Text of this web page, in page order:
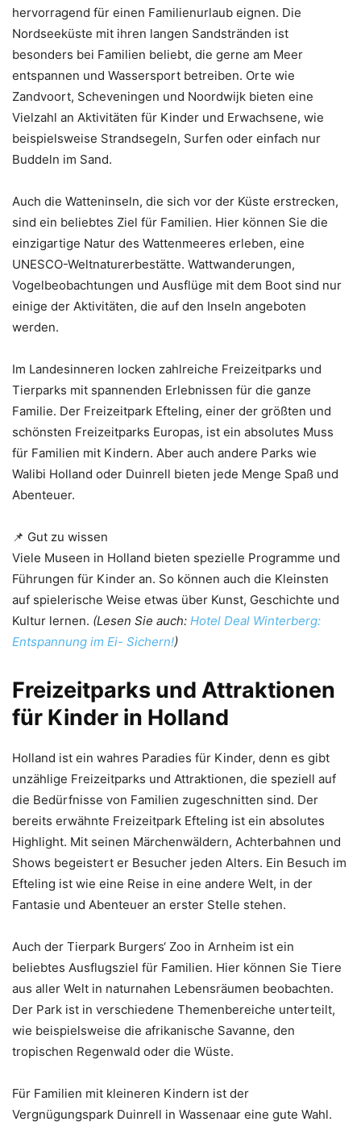
hervorragend für einen Familienurlaub eignen. Die
Nordseeküste mit ihren langen Sandstränden ist
besonders bei Familien beliebt, die gerne am Meer
entspannen und Wassersport betreiben. Orte wie
Zandvoort, Scheveningen und Noordwijk bieten eine
Vielzahl an Aktivitäten für Kinder und Erwachsene, wie
beispielsweise Strandsegeln, Surfen oder einfach nur
Buddeln im Sand.
Auch die Watteninseln, die sich vor der Küste erstrecken,
sind ein beliebtes Ziel für Familien. Hier können Sie die
einzigartige Natur des Wattenmeeres erleben, eine
UNESCO-Weltnaturerbestätte. Wattwanderungen,
Vogelbeobachtungen und Ausflüge mit dem Boot sind nur
einige der Aktivitäten, die auf den Inseln angeboten
werden.
Im Landesinneren locken zahlreiche Freizeitparks und
Tierparks mit spannenden Erlebnissen für die ganze
Familie. Der Freizeitpark Efteling, einer der größten und
schönsten Freizeitparks Europas, ist ein absolutes Muss
für Familien mit Kindern. Aber auch andere Parks wie
Walibi Holland oder Duinrell bieten jede Menge Spaß und
Abenteuer.
📌 Gut zu wissen
Viele Museen in Holland bieten spezielle Programme und
Führungen für Kinder an. So können auch die Kleinsten
auf spielerische Weise etwas über Kunst, Geschichte und
Kultur lernen. (Lesen Sie auch: Hotel Deal Winterberg:
Entspannung im Ei- Sichern!)
Freizeitparks und Attraktionen
für Kinder in Holland
Holland ist ein wahres Paradies für Kinder, denn es gibt
unzählige Freizeitparks und Attraktionen, die speziell auf
die Bedürfnisse von Familien zugeschnitten sind. Der
bereits erwähnte Freizeitpark Efteling ist ein absolutes
Highlight. Mit seinen Märchenwäldern, Achterbahnen und
Shows begeistert er Besucher jeden Alters. Ein Besuch im
Efteling ist wie eine Reise in eine andere Welt, in der
Fantasie und Abenteuer an erster Stelle stehen.
Auch der Tierpark Burgers‘ Zoo in Arnheim ist ein
beliebtes Ausflugsziel für Familien. Hier können Sie Tiere
aus aller Welt in naturnahen Lebensräumen beobachten.
Der Park ist in verschiedene Themenbereiche unterteilt,
wie beispielsweise die afrikanische Savanne, den
tropischen Regenwald oder die Wüste.
Für Familien mit kleineren Kindern ist der
Vergnügungspark Duinrell in Wassenaar eine gute Wahl.